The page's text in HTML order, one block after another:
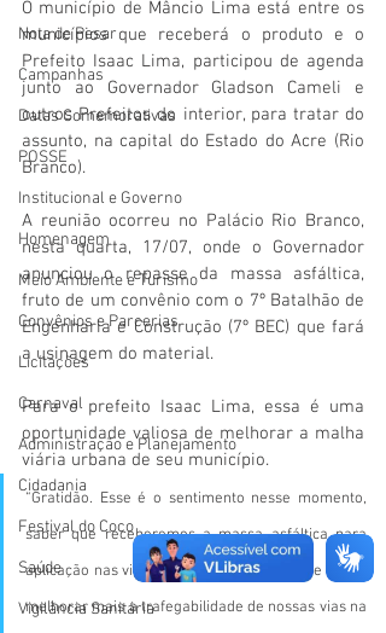
Nota de Pesar
Campanhas
Datas Comemorativas
POSSE
Institucional e Governo
Homenagem
Meio Ambiente e Turismo
Convênios e Parcerias
Licitações
Carnaval
Administração e Planejamento
Cidadania
Festival do Coco
Saúde
Vigilãncia Sanitária
O município de Mâncio Lima está entre os
municípios que receberá o produto e o
Prefeito Isaac Lima, participou de agenda
junto ao Governador Gladson Cameli e
outros Prefeitos do interior, para tratar do
assunto, na capital do Estado do Acre (Rio
Branco).
A reunião ocorreu no Palácio Rio Branco,
nesta quarta, 17/07, onde o Governador
anunciou o repasse da massa asfáltica,
fruto de um convênio com o 7º Batalhão de
Engenharia e Construção (7º BEC) que fará
a usinagem do material.
Para o prefeito Isaac Lima, essa é uma
oportunidade valiosa de melhorar a malha
viária urbana de seu município.
“Gratidão. Esse é o sentimento nesse momento,
saber que receberemos a massa asfáltica para
aplicação nas vias e ruas de nossa cidade e poder
melhorar mais a trafegabilidade de nossas vias na